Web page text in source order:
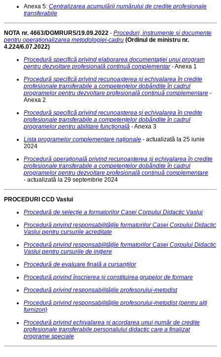
Anexa 5: Centralizarea acumulării numărului de credite profesionale
transferabile
NOTA nr. 4663/DGMRURS/19.09.2022 - Proceduri, instrumente și documente
pentru operaționalizarea metodologiei-cadru (Ordinul de ministru nr.
4.224/6.07.2022)
Procedură specifică privind elaborarea documentației unui program
pentru dezvoltare profesională continuă complementar- Anexa 1
Procedură specifică privind recunoașterea și echivalarea în credite
profesionale transferabile a competențelor dobândite în cadrul
programelor pentru dezvoltare profesională continuă complementare -
Anexa 2
Procedură specifică privind recunoașterea și echivalarea în credite
profesionale transferabile a competenţelor dobândite în cadrul
programelor pentru abilitare funcţională - Anexa 3
Lista programelor complementare naționale - actualizată la 25 iunie
2024
Procedură operațională privind recunoașterea și echivalarea în credite
profesionale transferabile a competențelor dobândite în cadrul
programelor pentru dezvoltare profesională continuă complementare
- actualizată la 29 septembrie 2024
PROCEDURI CCD Vaslui
Procedură de selecţie a formatorilor Casei Corpului Didactic Vaslui
Procedură privind responsabilităţile formatorilor Casei Corpului Didactic
Vaslui pentru cursurile acreditate
Procedură privind responsabilităţile formatorilor Casei Corpului Didactic
Vaslui pentru cursurile de iniţiere
Procedură de evaluare finală a cursanților
Procedură privind înscrierea și constituirea grupelor de formare
Procedură privind responsabilitățile profesorului-metodist
Procedură privind responsabilitățile profesorului-metodist (pentru alţi
furnizori)
Procedură privind echivalarea și acordarea unui număr de credite
profesionale transferabile personalului didactic care a finalizat
programe speciale